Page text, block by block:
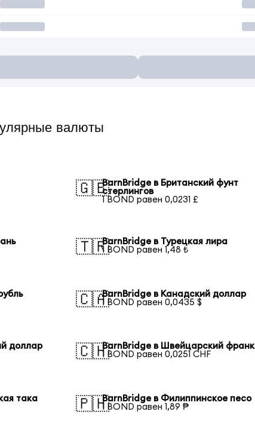
валюты
🇬🇧BarnBridge в Британский фунт
стерлингов
1 BOND равен 0,0231 £
🇹🇷BarnBridge в Турецкая лира
1 BOND равен 1,48 ₺
🇨🇦BarnBridge в Канадский доллар
1 BOND равен 0,0435 $
доллар
🇨🇭BarnBridge в Швейцарский франк
1 BOND равен 0,0251 CHF
така
🇵🇭BarnBridge в Филиппинское песо
1 BOND равен 1,89 ₱